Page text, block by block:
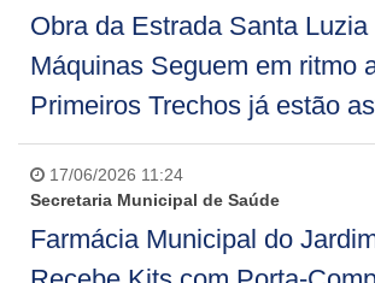
Obra da Estrada Santa Luzia
Máquinas Seguem em ritmo
Primeiros Trechos já estão
17/06/2026 11:24
Secretaria Municipal de Saúde
Farmácia Municipal do